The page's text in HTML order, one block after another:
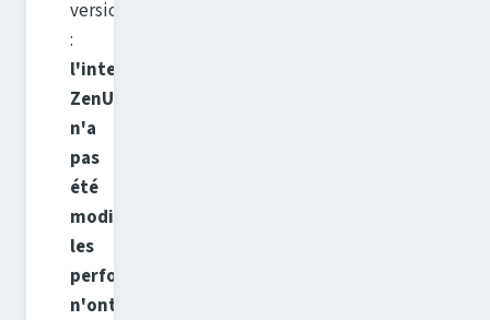
version
:
l'interface
ZenUI
n'a
pas
été
modifiée,
les
performances
n'ont